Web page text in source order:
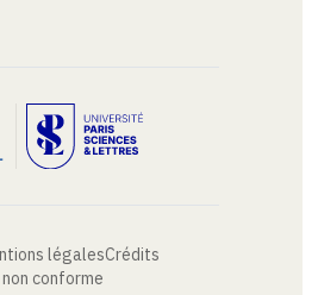
légalesCrédits
conforme